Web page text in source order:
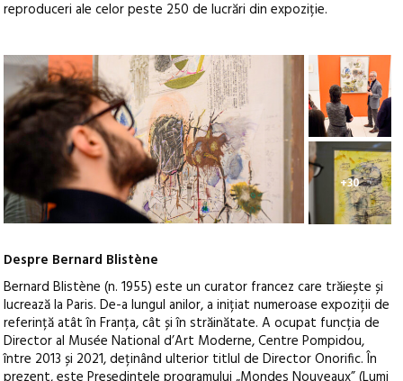
reproduceri ale celor peste 250 de lucrări din expoziție.
+30
Despre Bernard Blistène
Bernard Blistène (n. 1955) este un curator francez care trăiește și
lucrează la Paris. De-a lungul anilor, a inițiat numeroase expoziții de
referință atât în Franța, cât și în străinătate. A ocupat funcția de
Director al Musée National d’Art Moderne, Centre Pompidou,
între 2013 și 2021, deținând ulterior titlul de Director Onorific. În